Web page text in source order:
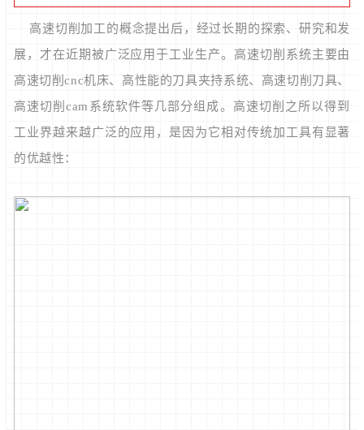
高速切削加工的概念提出后，经过长期的探索、研究和发
展，才在近期被广泛应用于工业生产。高速切削系统主要由
高速切削cnc机床、高性能的刀具夹持系统、高速切削刀具、
高速切削cam系统软件等几部分组成。高速切削之所以得到
工业界越来越广泛的应用，是因为它相对传统加工具有显著
的优越性：